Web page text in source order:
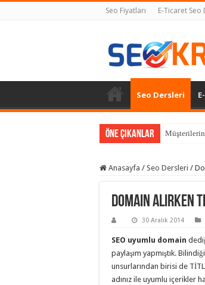
Seo Fiyatları E-Ticaret Seo
Seo Dersleri
Öne Çıkanlar Müşterilerin
Anasayfa / Seo Dersleri /
Domain Alırken
30 Aralık 2014
SEO uyumlu domain
paylaşım yapmıştık.
unsurlarından birisi de
adınız ile uyumlu içerikler